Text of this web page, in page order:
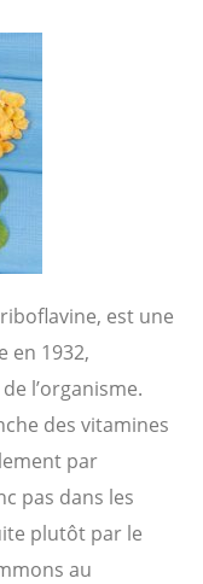
est une
en 1932,
l’organisme.
des vitamines
par
pas dans les
plutôt par le
au